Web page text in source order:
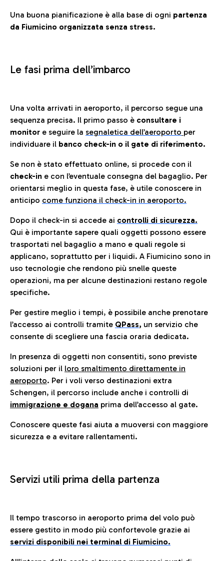
Una buona pianificazione è alla base di ogni partenza
da Fiumicino organizzata senza stress.
Le fasi prima dell’imbarco
Una volta arrivati in aeroporto, il percorso segue una
sequenza precisa. Il primo passo è consultare i
monitor e seguire la segnaletica dell’aeroporto per
individuare il banco check-in o il gate di riferimento.
Se non è stato effettuato online, si procede con il
check-in e con l’eventuale consegna del bagaglio. Per
orientarsi meglio in questa fase, è utile conoscere in
anticipo come funziona il check-in in aeroporto.
Dopo il check-in si accede ai controlli di sicurezza.
Qui è importante sapere quali oggetti possono essere
trasportati nel bagaglio a mano e quali regole si
applicano, soprattutto per i liquidi. A Fiumicino sono in
uso tecnologie che rendono più snelle queste
operazioni, ma per alcune destinazioni restano regole
specifiche.
Per gestire meglio i tempi, è possibile anche prenotare
l’accesso ai controlli tramite QPass, un servizio che
consente di scegliere una fascia oraria dedicata.
In presenza di oggetti non consentiti, sono previste
soluzioni per il loro smaltimento direttamente in
aeroporto. Per i voli verso destinazioni extra
Schengen, il percorso include anche i controlli di
immigrazione e dogana prima dell’accesso al gate.
Conoscere queste fasi aiuta a muoversi con maggiore
sicurezza e a evitare rallentamenti.
Servizi utili prima della partenza
Il tempo trascorso in aeroporto prima del volo può
essere gestito in modo più confortevole grazie ai
servizi disponibili nei terminal di Fiumicino.